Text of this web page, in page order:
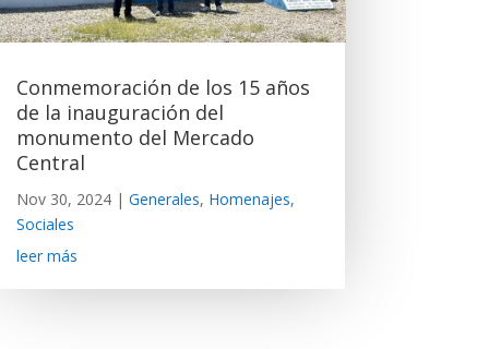
Conmemoración de los 15 años
de la inauguración del
monumento del Mercado
Central
Nov 30, 2024| Generales, Homenajes,
Sociales
leer más